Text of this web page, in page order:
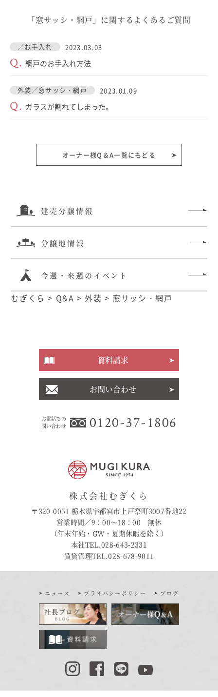
お問い合わ
「窓サッシ・網戸」に関するよくあるご質問
／お手入れ 2023.03.03
Q. 網戸のお手入れ方法
外装／窓サッシ・網戸 2023.01.09
Q. ガラスが割れてしまった。
オーナー様Q＆A一覧にもどる
建売分譲情報
分譲地情報
今週・来週のイベント
むぎくら > Q&A >外装 > 窓サッシ・網戸
お電話での
問い合わせ
0120-37-1806
資料請求
お問い合わせ
株式会社むぎくら
〒320-0051 栃木県宇都宮市上戸祭町3007番地22
営業時間／9：00〜18：00 無休
（年末年始・GW・夏期休暇を除く）
本社TEL.028-643-2331
賃貸管理TEL.028-678-9011
ニュース プライバシーポリシー ブログ